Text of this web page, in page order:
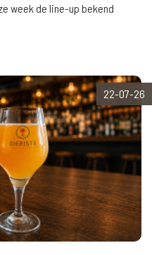
week de line-up bekend
22-07-26